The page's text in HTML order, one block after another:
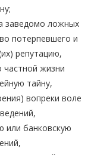
заведомо ложных
потерпевшего и
репутацию,
частной жизни
тайну,
вопреки воле
или банковскую